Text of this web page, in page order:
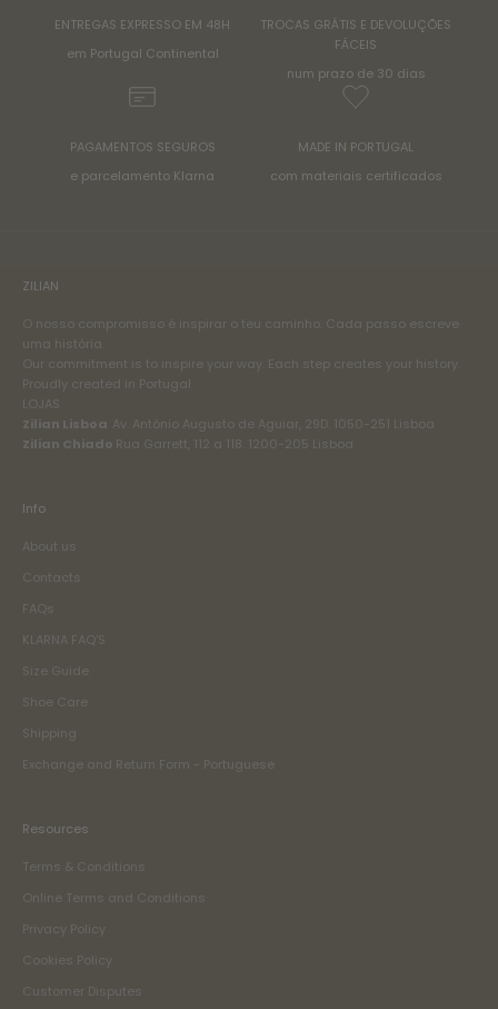
ENTREGAS EXPRESSO EM 48H
em Portugal Continental
TROCAS GRÁTIS E DEVOLUÇÕES
FÁCEIS
num prazo de 30 dias
PAGAMENTOS SEGUROS
e parcelamento Klarna
MADE IN PORTUGAL
com materiais certificados
ZILIAN
O nosso compromisso é inspirar o teu caminho. Cada passo escreve
uma história.
Our commitment is to inspire your way. Each step creates your history.
Proudly created in Portugal
LOJAS
Zilian Lisboa Av. António Augusto de Aguiar, 29D. 1050-251 Lisboa
Zilian Chiado Rua Garrett, 112 a 118. 1200-205 Lisboa
Info
About us
Contacts
FAQs
KLARNA FAQ'S
Size Guide
Shoe Care
Shipping
Exchange and Return Form - Portuguese
Resources
Terms & Conditions
Online Terms and Conditions
Privacy Policy
Cookies Policy
Customer Disputes